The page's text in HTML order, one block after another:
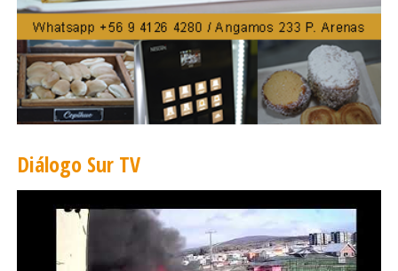
Diálogo Sur TV